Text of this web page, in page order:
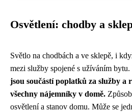
Osvětlení: chodby a
Světlo na chodbách a ve sklepě, i
mezi služby spojené s užíváním bytu.
jsou součástí poplatků za služby a
všechny nájemníky v domě.
osvětlení a stanov domu. Může se